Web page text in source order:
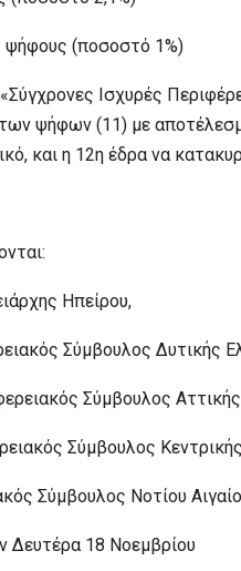
ψήφους (ποσοστό 1%)
Ισχυρές
ψήφων (11) με
και η 12η έδρα να
Ηπείρου,
Σύμβουλος Δυτικής
Σύμβουλος Αττικής
Σύμβουλος
Σύμβουλος Νοτίου
Δευτέρα 18 Νοεμβρίου